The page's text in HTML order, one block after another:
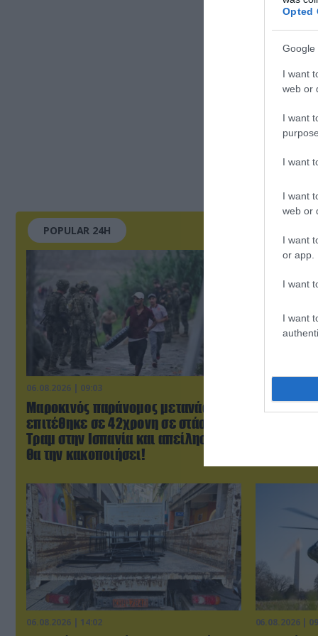
Opted
Google
I want
web or
I want
I want
I want
web or
I want
or app.
I want
I want
POPULAR 24H
06.08.2026 | 09:03
Μαροκινός παράνομος μετανάστης
επιτέθηκε σε 42χρονη σε στάση
Τραμ στην Ισπανία και απείλησε ότι
θα την κακοποιήσει!
ΗΠΑ: Το
πριν από
06.08.2026 | 14:02 06.08.2026 |